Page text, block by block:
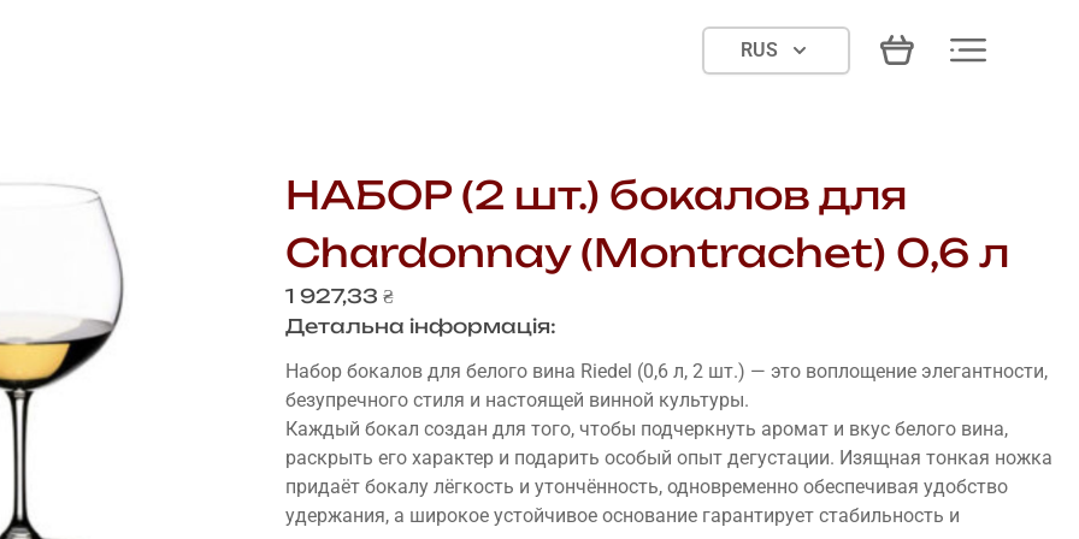
RUS
НАБОР (2 шт.) бокалов для
Chardonnay (Montrachet) 0,6 л
1 927,33₴
Детальна інформація:
Набор бокалов для белого вина Riedel (0,6 л, 2 шт.) — это воплощение элегантности,
безупречного стиля и настоящей винной культуры.
Каждый бокал создан для того, чтобы подчеркнуть аромат и вкус белого вина,
раскрыть его характер и подарить особый опыт дегустации. Изящная тонкая ножка
придаёт бокалу лёгкость и утончённость, одновременно обеспечивая удобство
удержания, а широкое устойчивое основание гарантирует стабильность и